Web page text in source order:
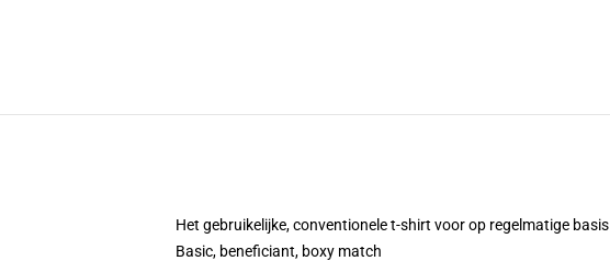
Het gebruikelijke, conventionele t-shirt voor op regelmatige basis
Basic, beneficiant, boxy match